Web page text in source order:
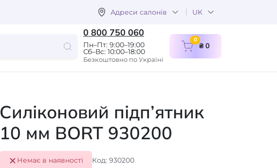
Адреси салонів UK
0 800 750 060
Пн–Пт: 9:00–19:00
Сб–Вс: 10:00–18:00
Безкоштовно по Україні
0items in cart
₴ 0
Силіконовий підп’ятник
10 мм BORT 930200
Немає в наявності Код: 930200